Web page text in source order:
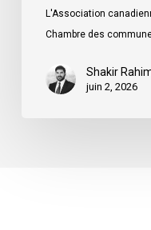
cautionL'Association
Chambre des
Shakir
juin 2, 2026